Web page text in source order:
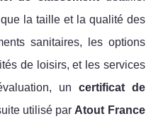
la taille et la qualité des
sanitaires, les options
de loisirs, et les services
un certificat de
utilisé par Atout France